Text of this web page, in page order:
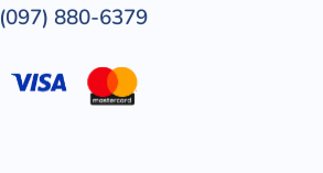
(097) 880-6379